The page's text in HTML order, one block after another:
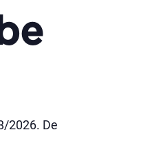
2026. De